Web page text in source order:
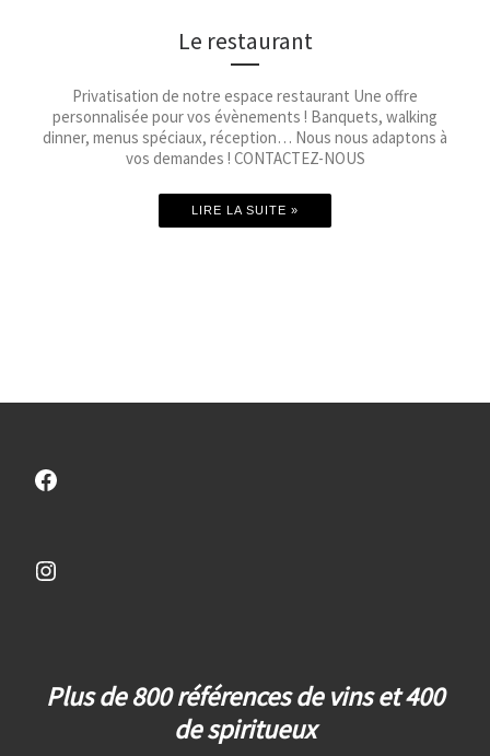
Le restaurant
Privatisation de notre espace restaurant Une offre
personnalisée pour vos évènements ! Banquets, walking
dinner, menus spéciaux, réception… Nous nous adaptons à
vos demandes ! CONTACTEZ-NOUS
LIRE LA SUITE »
Facebook
Instagram
Plus de 800 références de vins et 400
de spiritueux